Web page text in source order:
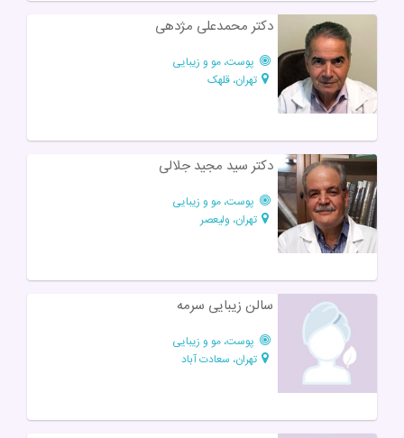
دکتر محمدعلی مژدهی
پوست، مو و زیبایی
تهران، قلهک
دکتر سید مجید جلالی
پوست، مو و زیبایی
تهران، ولیعصر
سالن زیبایی سرمه
پوست، مو و زیبایی
تهران، سعادت آباد